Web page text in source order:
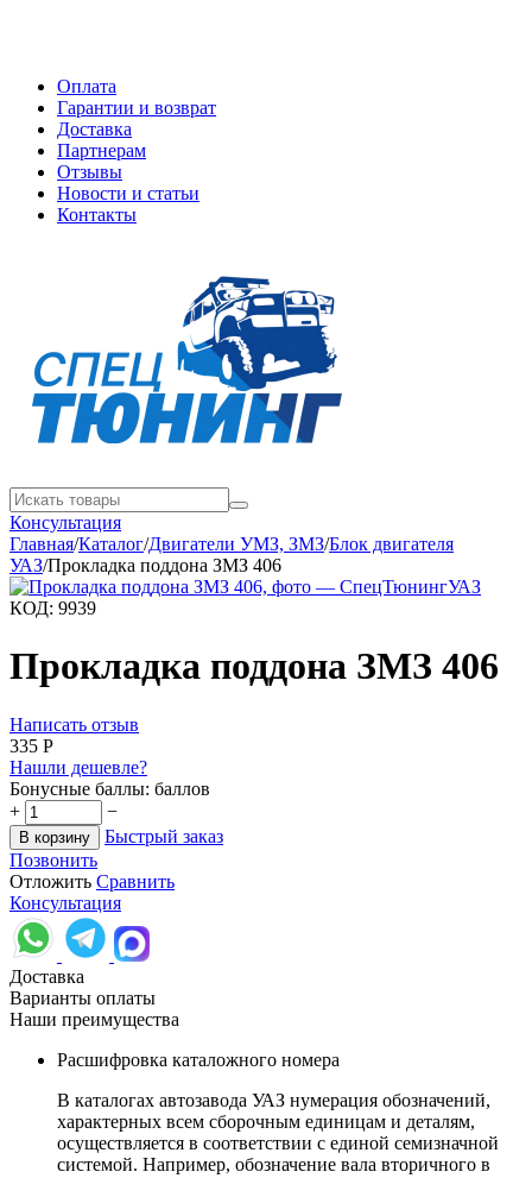
Оплата
Гарантии и возврат
Доставка
Партнерам
Отзывы
Новости и статьи
Контакты
Консультация
Главная/Каталог/Двигатели УМЗ, ЗМЗ/Блок двигателя
УАЗ/Прокладка поддона ЗМЗ 406
КОД: 9939
Прокладка поддона ЗМЗ 406
Написать отзыв
‍335‍ Р
Нашли дешевле?
Бонусные баллы: баллов
+
−
В корзину
Быстрый заказ
Позвонить
Отложить Сравнить
Консультация
Доставка
Варианты оплаты
Наши преимущества
Расшифровка каталожного номера
В каталогах автозавода УАЗ нумерация обозначений,
характерных всем сборочным единицам и деталям,
осуществляется в соответствии с единой семизначной
системой. Например, обозначение вала вторичного в